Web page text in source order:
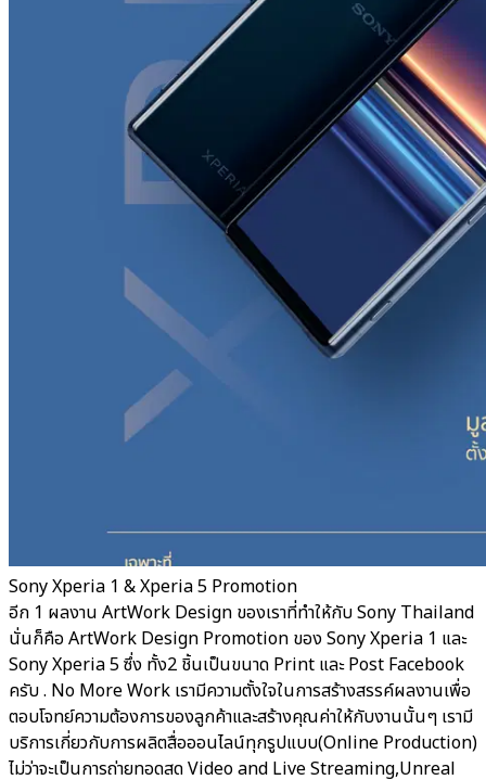
Sony Xperia 1 & Xperia 5 Promotion
อีก 1 ผลงาน ArtWork Design ของเราที่ทำให้กับ Sony Thailand
นั่นก็คือ ArtWork Design Promotion ของ Sony Xperia 1 และ
Sony Xperia 5 ซึ่ง ทั้ง2 ชิ้นเป็นขนาด Print และ Post Facebook
ครับ . No More Work เรามีความตั้งใจในการสร้างสรรค์ผลงานเพื่อ
ตอบโจทย์ความต้องการของลูกค้าและสร้างคุณค่าให้กับงานนั้นๆ เรามี
บริการเกี่ยวกับการผลิตสื่อออนไลน์ทุกรูปแบบ(Online Production)
ไม่ว่าจะเป็นการถ่ายทอดสด Video and Live Streaming,Unreal